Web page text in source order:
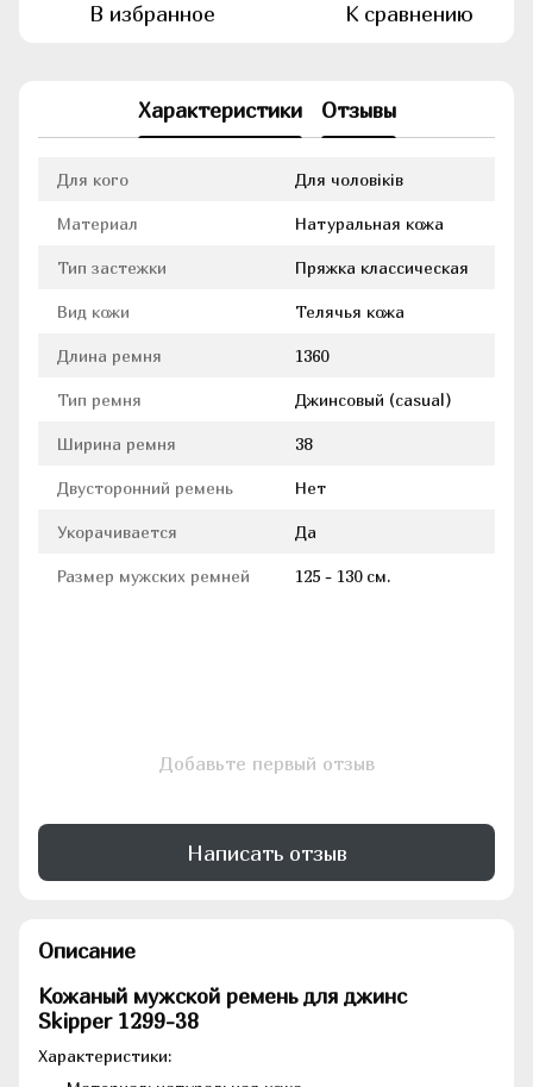
В избранное К сравнению
Характеристики Отзывы
Для кого Для чоловіків
Материал Натуральная кожа
Тип застежки Пряжка классическая
Вид кожи Телячья кожа
Длина ремня 1360
Тип ремня Джинсовый (casual)
Ширина ремня 38
Двусторонний ремень Нет
Укорачивается Да
Размер мужских ремней 125 - 130 см.
Добавьте первый отзыв
Написать отзыв
Описание
Кожаный мужской ремень для джинс
Skipper 1299-38
Характеристики: